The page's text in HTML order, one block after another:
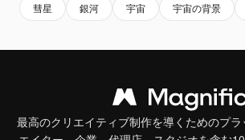
彗星 銀河 宇宙 宇宙の背景
最高のクリエイティブ制作を導くためのプ